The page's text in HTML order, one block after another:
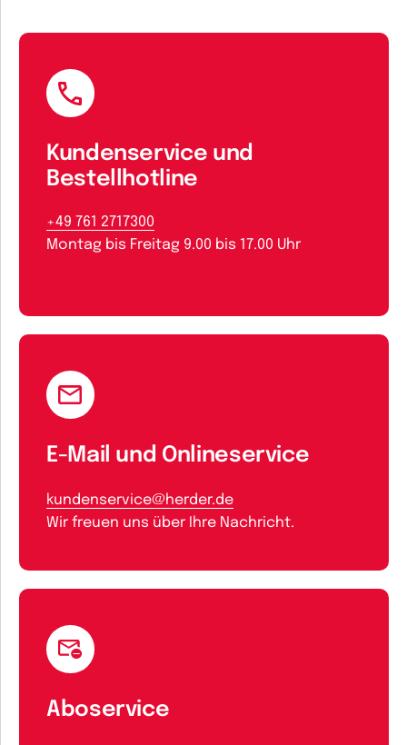
Kundenservice und
Bestellhotline
+49 761 2717300
Montag bis Freitag 9.00 bis 17.00 Uhr
E-Mail und Onlineservice
kundenservice@herder.de
Wir freuen uns über Ihre Nachricht.
Aboservice